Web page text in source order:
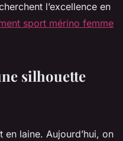
l’excellence en
sport mérino femme
silhouette
laine. Aujourd’hui, on